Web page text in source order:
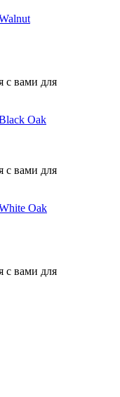
с вами для
Oak
с вами для
Oak
с вами для